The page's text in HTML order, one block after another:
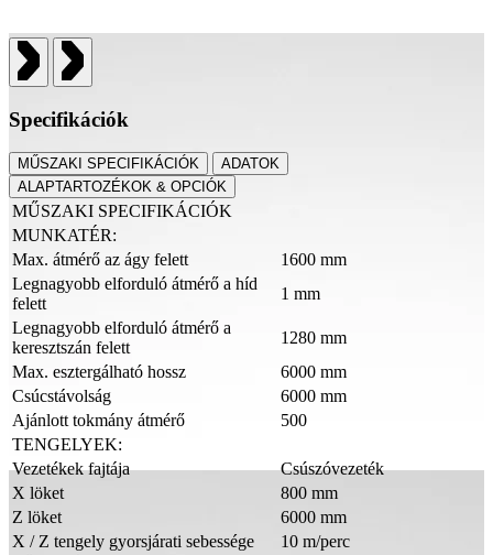
Specifikációk
MŰSZAKI SPECIFIKÁCIÓK
ADATOK
ALAPTARTOZÉKOK & OPCIÓK
MŰSZAKI SPECIFIKÁCIÓK
MUNKATÉR:
Max. átmérő az ágy felett
1600 mm
Legnagyobb elforduló átmérő a híd
felett
1 mm
Legnagyobb elforduló átmérő a
keresztszán felett
1280 mm
Max. esztergálható hossz
6000 mm
Csúcstávolság
6000 mm
Ajánlott tokmány átmérő
500
TENGELYEK:
Vezetékek fajtája
Csúszóvezeték
X löket
800 mm
Z löket
6000 mm
X / Z tengely gyorsjárati sebessége
10 m/perc